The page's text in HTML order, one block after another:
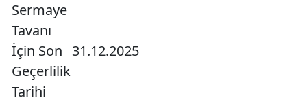
Sermaye
Tavanı
İçin Son
Geçerlilik
Tarihi
31.12.2025